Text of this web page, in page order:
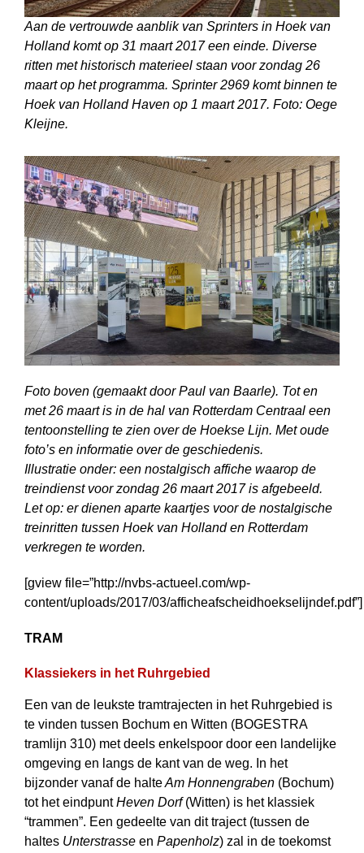
Aan de vertrouwde aanblik van Sprinters in Hoek van
Holland komt op 31 maart 2017 een einde. Diverse
ritten met historisch materieel staan voor zondag 26
maart op het programma. Sprinter 2969 komt binnen te
Hoek van Holland Haven op 1 maart 2017. Foto: Oege
Kleijne.
Foto boven (gemaakt door Paul van Baarle). Tot en
met 26 maart is in de hal van Rotterdam Centraal een
tentoonstelling te zien over de Hoekse Lijn. Met oude
foto’s en informatie over de geschiedenis.
Illustratie onder: een nostalgisch affiche waarop de
treindienst voor zondag 26 maart 2017 is afgebeeld.
Let op: er dienen aparte kaartjes voor de nostalgische
treinritten tussen Hoek van Holland en Rotterdam
verkregen te worden.
[gview file=”http://nvbs-actueel.com/wp-
content/uploads/2017/03/afficheafscheidhoekselijndef.pdf”]
TRAM
Klassiekers in het Ruhrgebied
Een van de leukste tramtrajecten in het Ruhrgebied is
te vinden tussen Bochum en Witten (BOGESTRA
tramlijn 310) met deels enkelspoor door een landelijke
omgeving en langs de kant van de weg. In het
bijzonder vanaf de halteAm Honnengraben (Bochum)
tot het eindpuntHeven Dorf(Witten) is het klassiek
“trammen”. Een gedeelte van dit traject (tussen de
haltes Unterstrasse en Papenholz) zal in de toekomst